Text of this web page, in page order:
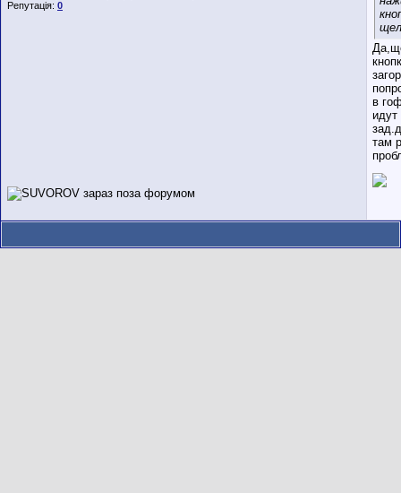
Репутація: 0
в
идут
там